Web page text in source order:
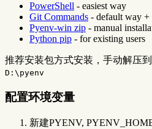
PowerShell - easiest way
Git Commands - default way +
Pyenv-win zip - manual
Python pip - for existing users
推荐安装包方式安装，手动解压
D:\pyenv
配置环境变量
新建PYENV,